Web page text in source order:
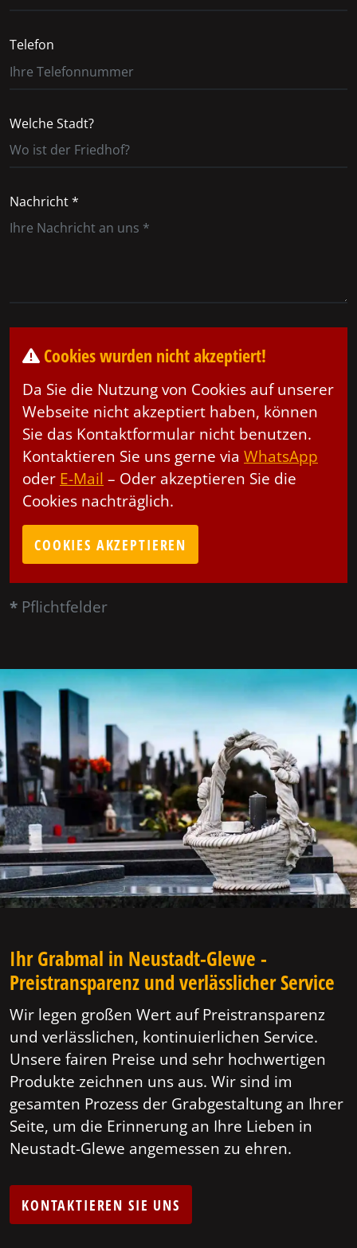
Telefon
Welche Stadt?
Nachricht *
Cookies wurden nicht akzeptiert!
Da Sie die Nutzung von Cookies auf unserer
Webseite nicht akzeptiert haben, können
Sie das Kontaktformular nicht benutzen.
Kontaktieren Sie uns gerne via WhatsApp
oder E-Mail – Oder akzeptieren Sie die
Cookies nachträglich.
COOKIES AKZEPTIEREN
* Pflichtfelder
Ihr Grabmal in Neustadt-Glewe -
Preistransparenz und verlässlicher Service
Wir legen großen Wert auf Preistransparenz
und verlässlichen, kontinuierlichen Service.
Unsere fairen Preise und sehr hochwertigen
Produkte zeichnen uns aus. Wir sind im
gesamten Prozess der Grabgestaltung an Ihrer
Seite, um die Erinnerung an Ihre Lieben in
Neustadt-Glewe angemessen zu ehren.
KONTAKTIEREN SIE UNS